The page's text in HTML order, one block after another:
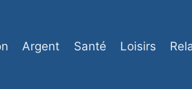
Argent Santé Loisirs